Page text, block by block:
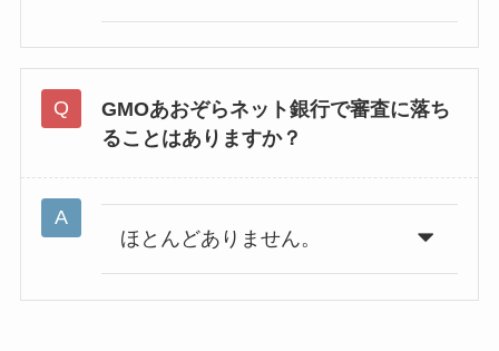
GMOあおぞらネット銀行で審査に落ち
ることはありますか？
ほとんどありません。